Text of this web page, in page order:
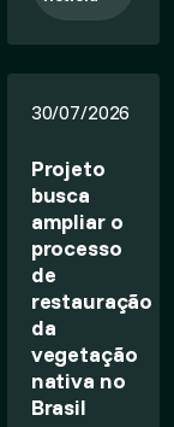
30/07/2026
Projeto
busca
ampliar o
processo
de
restauração
da
vegetação
nativa no
Brasil